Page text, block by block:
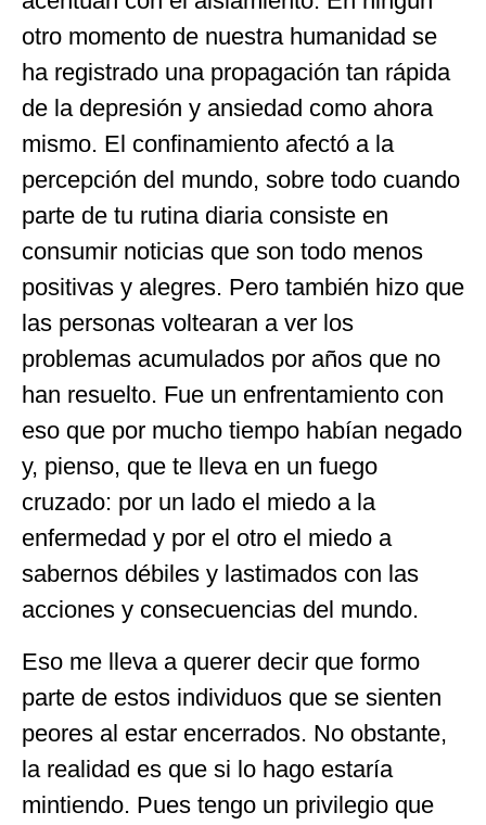
otro momento de nuestra humanidad se
ha registrado una propagación tan rápida
de la depresión y ansiedad como ahora
mismo. El confinamiento afectó a la
percepción del mundo, sobre todo cuando
parte de tu rutina diaria consiste en
consumir noticias que son todo menos
positivas y alegres. Pero también hizo que
las personas voltearan a ver los
problemas acumulados por años que no
han resuelto. Fue un enfrentamiento con
eso que por mucho tiempo habían negado
y, pienso, que te lleva en un fuego
cruzado: por un lado el miedo a la
enfermedad y por el otro el miedo a
sabernos débiles y lastimados con las
acciones y consecuencias del mundo.
Eso me lleva a querer decir que formo
parte de estos individuos que se sienten
peores al estar encerrados. No obstante,
la realidad es que si lo hago estaría
mintiendo. Pues tengo un privilegio que